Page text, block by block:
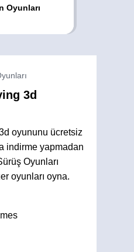
Oyunları
3d
oyununu ücretsiz
indirme yapmadan
Oyunları
oyunları oyna.